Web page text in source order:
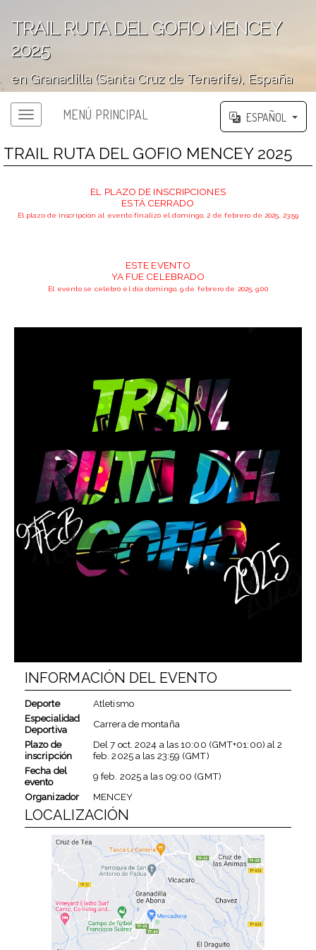
TRAIL RUTA DEL GOFIO MENCEY
2025
en Granadilla (Santa Cruz de Tenerife), España
';
MENÚ PRINCIPAL ESPAÑOL
TRAIL RUTA DEL GOFIO MENCEY 2025
EL PLAZO DE INSCRIPCIONES
ESTÁ CERRADO
El plazo de inscripción al evento finalizó el domingo, 2 de febrero de 2025, 23:59
ESTE EVENTO
YA FUE CELEBRADO
El evento se celebró el día domingo, 9 de febrero de 2025, 9:00
INFORMACIÓN DEL EVENTO
Deporte
Atletismo
Especialidad
Deportiva
Carrera de montaña
Plazo de
inscripción
Del7 oct. 2024 a las10:00 (GMT+01:00) al2
feb. 2025a las 23:59 (GMT)
Fecha del
evento
9 feb. 2025a las 09:00 (GMT)
Organizador
MENCEY
LOCALIZACIÓN